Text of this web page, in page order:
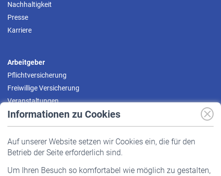
Informationen zu Cookies
Auf unserer Website setzen wir Cookies ein, die für den
Betrieb der Seite erforderlich sind.
Um Ihren Besuch so komfortabel wie möglich zu gestalten,
Nachhaltigkeit
Presse
Karriere
Arbeitgeber
Pflichtversicherung
Freiwillige Versicherung
Veranstaltungen
Pflichtversicherung
Staatliche Förderung